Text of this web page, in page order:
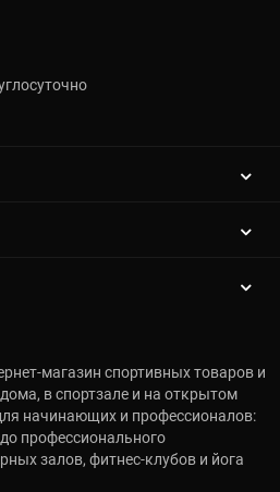
магазин спортивных товаров и
в спортзале и на открытом
начинающих и профессионалов:
профессионального
залов, фитнес-клубов и йога